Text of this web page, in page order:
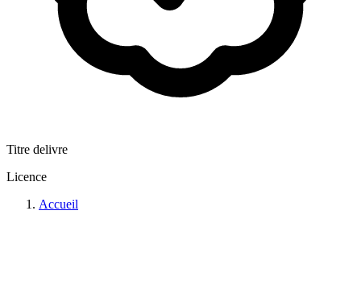
Titre delivre
Licence
Accueil